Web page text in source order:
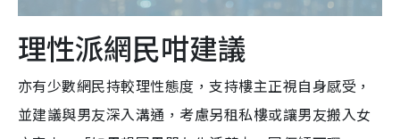
理性派網民咁建議
亦有少數網民持較理性態度，支持樓主正視自身感受，
並建議與男友深入溝通，考慮另租私樓或讓男友搬入女